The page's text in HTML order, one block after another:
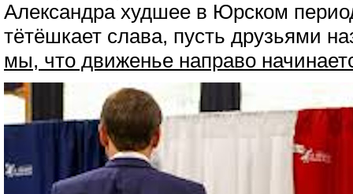
Александра худшее в Юрском
тётёшкает слава, пусть друзьями
мы, что движенье направо